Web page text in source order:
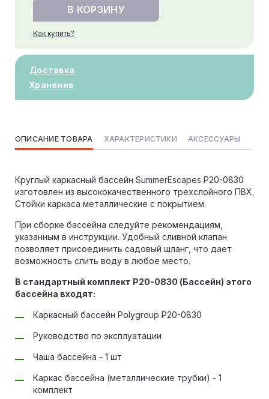
В КОРЗИНУ
Как купить?
Доставка
Хранение
ОПИСАНИЕ ТОВАРА ХАРАКТЕРИСТИКИ АКСЕССУАРЫ
Круглый каркасный бассейн SummerEscapes P20-0830
изготовлен из высококачественного трехслойного ПВХ.
Стойки каркаса металлические с покрытием.
При сборке бассейна следуйте рекомендациям,
указанным в инструкции. Удобный сливной клапан
позволяет присоединить садовый шланг, что дает
возможность слить воду в любое место.
В стандартный комплект P20-0830 (Бассейн) этого
бассейна входят:
Каркасный бассейн Polygroup P20-0830
Руководство по эксплуатации
Чаша бассейна - 1 шт
Каркас бассейна (металлические трубки) - 1
комплект